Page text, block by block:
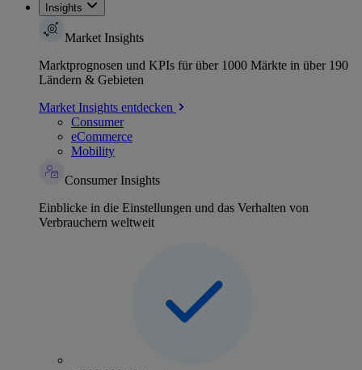
Insights
Market Insights
Marktprognosen und KPIs für über 1000 Märkte in über 190
Ländern & Gebieten
Market Insights entdecken
Consumer
eCommerce
Mobility
Consumer Insights
Einblicke in die Einstellungen und das Verhalten von
Verbrauchern weltweit